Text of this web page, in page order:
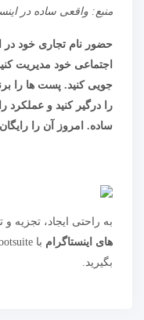
به راحتی ایجاد، تجزیه و
های اینستاگرام
بگیرید.
چگونه بهترین
آموزش